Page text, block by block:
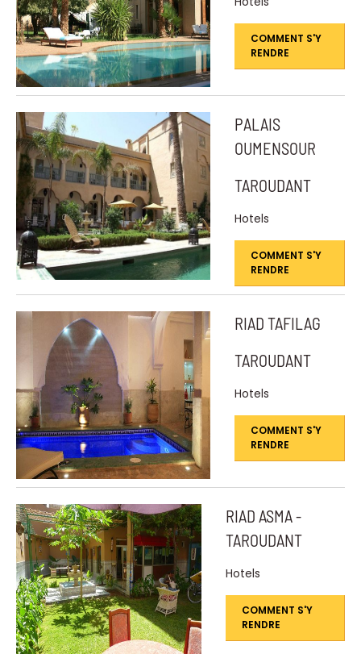
COMMENT S'Y
RENDRE
PALAIS
OUMENSOUR
TAROUDANT
Hotels
COMMENT S'Y
RENDRE
RIAD TAFILAG
TAROUDANT
Hotels
COMMENT S'Y
RENDRE
RIAD ASMA -
TAROUDANT
Hotels
COMMENT S'Y
RENDRE